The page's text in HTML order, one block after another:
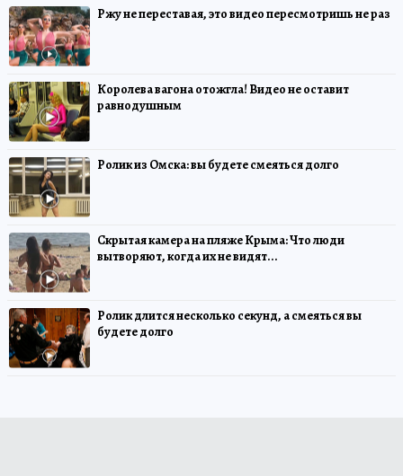
Ржу не переставая, это видео пересмотришь не раз
Королева вагона отожгла! Видео не оставит
равнодушным
Ролик из Омска: вы будете смеяться долго
Скрытая камера на пляже Крыма: Что люди
вытворяют, когда их не видят...
Ролик длится несколько секунд, а смеяться вы
будете долго